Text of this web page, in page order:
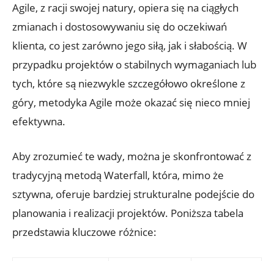
Agile, z racji swojej natury, opiera się na ciągłych
zmianach i dostosowywaniu się do oczekiwań
klienta, co jest zarówno jego siłą, jak i słabością. W
przypadku projektów o stabilnych wymaganiach lub
tych, które są niezwykle szczegółowo określone z
góry, metodyka Agile może okazać się nieco mniej
efektywna.
Aby zrozumieć te wady, można je skonfrontować z
tradycyjną metodą Waterfall, która, mimo że
sztywna, oferuje bardziej strukturalne podejście do
planowania i realizacji projektów. Poniższa tabela
przedstawia kluczowe różnice: